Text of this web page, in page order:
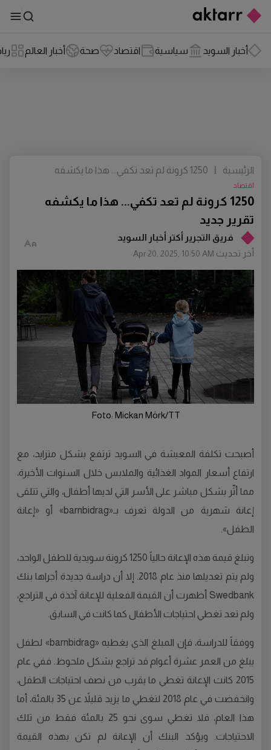
أخبار السويد سياسية اقتصاد صحة أخبار العالم
فريق التجرير أكتر أخبار السويد
أخر تحديث Apr 20, 2025, 10:50 AM
1250 كرونة لم تعد تكفي... هذا ما يكشفه
تقرير جديد
اقتصاد
الرئيسية |
1250 كرونة لم تعد تكفي... هذا ما يكشفه
Foto: Mickan Mörk/TT
أصبحت تكلفة المعيشة في السويد ترتفع بشكل متزايد، مع
ارتفاع أسعار المواد الغذائية والملابس خلال السنوات الأخيرة،
مما أثّر بشكل مباشر على الأسر التي لديها أطفال، والتي تتلقى
إعانة شهرية من الدولة تعرف بـ«barnbidrag» أو «إعانة
الطفل».
وتبلغ قيمة هذه الإعانة حالياً 1250 كرونة سويدية للطفل الواحد،
ولم يتم تعديلها منذ عام 2018. إلا أن دراسة جديدة أجراها بنك
Swedbank أظهرت أن القيمة الفعلية للإعانة آخذة في التراجع،
ولم تعد تغطي احتياجات الأطفال كما كانت في السابق.
ووفقاً للدراسة، فإن المبلغ الذي يغطيه «barnbidrag» لطفل
يبلغ من العمر عشرة أعوام قد تراجع بشكل ملحوظ. ففي عام
2015 كانت الإعانة تغطي ما يقرب من نصف احتياجات الطفل،
وانخفضت في عام 2018 لتغطي ما يزيد قليلاً عن 35 بالمئة، أما
هذا العام، فلا تغطي سوى نحو 25 بالمئة فقط من تلك
الاحتياجات. ويؤكد البنك أن الإعانة لم تكن بهذه القيمة